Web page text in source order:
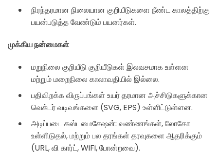
நிரந்தரமான நிலையான குறியீடுகளை நீண்ட காலத்திற்கு
பயன்படுத்த வேண்டும் பயனர்கள்.
முக்கிய நன்மைகள்
மறுநிலை குறியீடு குறியீடுகள் இலவசமாக உள்ளன
மற்றும் மறைநிலை காலாவதியில் இல்லை.
பதிவிறக்க விருப்பங்கள் உயர் தரமான அச்சிடுகளுக்கான
வெக்டர் வடிவங்களை (SVG, EPS) உள்ளிட்டுள்ளன.
அடிப்படை கஸ்டமைசேஷன்: வண்ணங்கள், லோகோ
உள்ளிடுதல், மற்றும் பல தரங்கள் தரவுகளை ஆதரிக்கும்
(URL, வி கார்ட், WiFi, போன்றவை).